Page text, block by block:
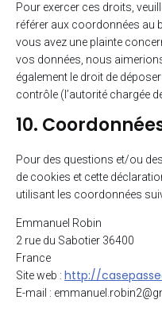
Pour exercer ces droits,
référer aux coordonnées au
vous avez une plainte
vos données, nous
également le droit de
contrôle (l’autorité chargée
10.
Pour des questions et/ou
de cookies et cette
utilisant les coordonnées
Emmanuel Robin
2 rue du Sabotier 36400
France
Site web : http://
E-mail : emmanuel.robin2@